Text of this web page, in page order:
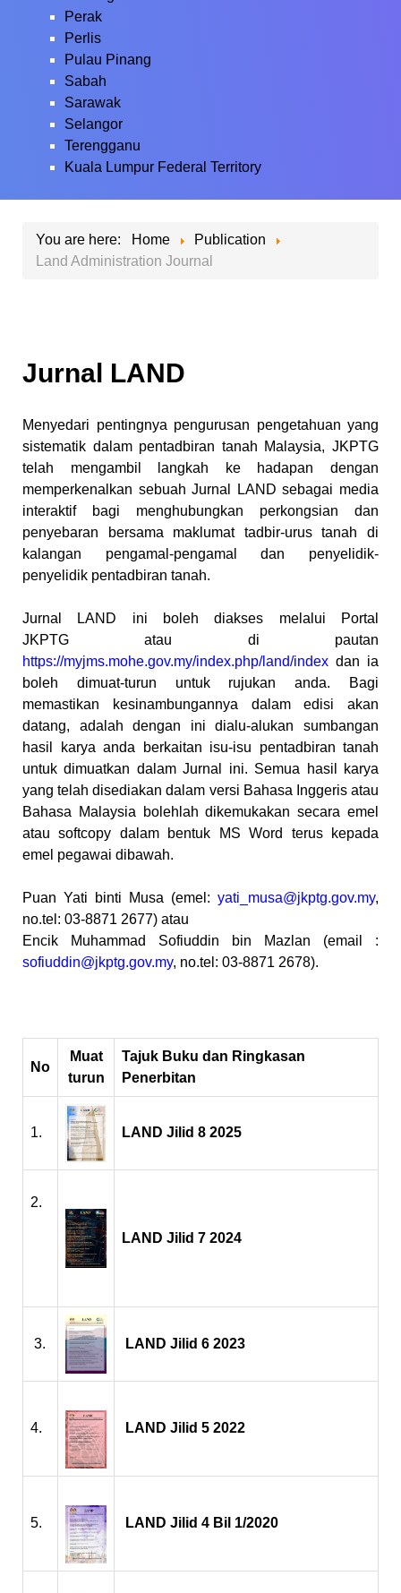
Perak
Perlis
Pulau Pinang
Sabah
Sarawak
Selangor
Terengganu
Kuala Lumpur Federal Territory
You are here: Home
Publication
Land Administration Journal
Jurnal LAND
Menyedari pentingnya pengurusan pengetahuan yang
sistematik dalam pentadbiran tanah Malaysia, JKPTG
telah mengambil langkah ke hadapan dengan
memperkenalkan sebuah Jurnal LAND sebagai media
interaktif bagi menghubungkan perkongsian dan
penyebaran bersama maklumat tadbir-urus tanah di
kalangan pengamal-pengamal dan penyelidik-
penyelidik pentadbiran tanah.
Jurnal LAND ini boleh diakses melalui Portal
JKPTG atau di pautan
https://myjms.mohe.gov.my/index.php/land/index dan ia
boleh dimuat-turun untuk rujukan anda. Bagi
memastikan kesinambungannya dalam edisi akan
datang, adalah dengan ini dialu-alukan sumbangan
hasil karya anda berkaitan isu-isu pentadbiran tanah
untuk dimuatkan dalam Jurnal ini. Semua hasil karya
yang telah disediakan dalam versi Bahasa Inggeris atau
Bahasa Malaysia bolehlah dikemukakan secara emel
atau softcopy dalam bentuk MS Word terus kepada
emel pegawai dibawah.
Puan Yati binti Musa (emel: yati_musa@jkptg.gov.my,
no.tel: 03-8871 2677) atau
Encik Muhammad Sofiuddin bin Mazlan (email :
sofiuddin@jkptg.gov.my, no.tel: 03-8871 2678).
No
Muat
turun
Tajuk Buku dan Ringkasan
Penerbitan
1. LAND Jilid 8 2025
2.
LAND Jilid 7 2024
3. LAND Jilid 6 2023
4. LAND Jilid 5 2022
5. LAND Jilid 4 Bil 1/2020